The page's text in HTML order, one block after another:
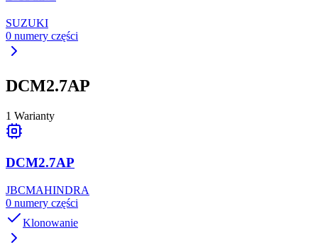
SUZUKI
0 numery części
DCM2.7AP
1 Warianty
DCM2.7AP
JBCMAHINDRA
0 numery części
Klonowanie